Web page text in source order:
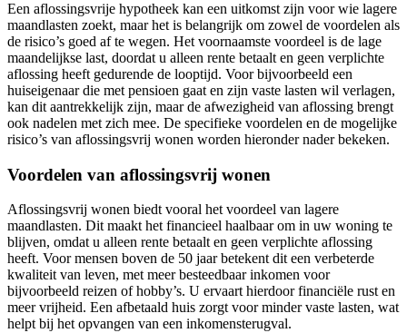
Een aflossingsvrije hypotheek kan een uitkomst zijn voor wie lagere
maandlasten zoekt, maar het is belangrijk om zowel de voordelen als
de risico’s goed af te wegen. Het voornaamste voordeel is de lage
maandelijkse last, doordat u alleen rente betaalt en geen verplichte
aflossing heeft gedurende de looptijd. Voor bijvoorbeeld een
huiseigenaar die met pensioen gaat en zijn vaste lasten wil verlagen,
kan dit aantrekkelijk zijn, maar de afwezigheid van aflossing brengt
ook nadelen met zich mee. De specifieke voordelen en de mogelijke
risico’s van aflossingsvrij wonen worden hieronder nader bekeken.
Voordelen van aflossingsvrij wonen
Aflossingsvrij wonen biedt vooral het voordeel van lagere
maandlasten. Dit maakt het financieel haalbaar om in uw woning te
blijven, omdat u alleen rente betaalt en geen verplichte aflossing
heeft. Voor mensen boven de 50 jaar betekent dit een verbeterde
kwaliteit van leven, met meer besteedbaar inkomen voor
bijvoorbeeld reizen of hobby’s. U ervaart hierdoor financiële rust en
meer vrijheid. Een afbetaald huis zorgt voor minder vaste lasten, wat
helpt bij het opvangen van een inkomensterugval.